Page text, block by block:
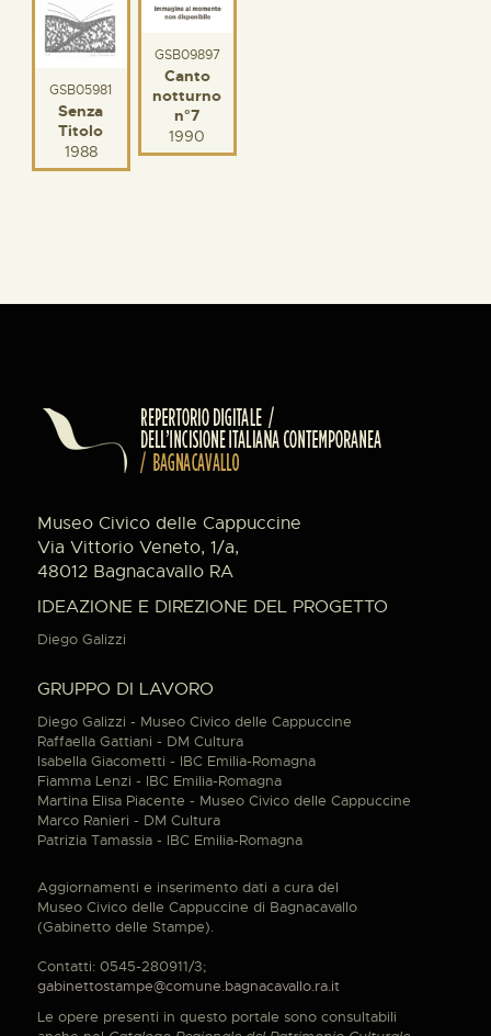
GSB05981
Senza
Titolo
1988
GSB09897
Canto
notturno
n°7
1990
Museo Civico delle Cappuccine
Via Vittorio Veneto, 1/a,
48012 Bagnacavallo RA
IDEAZIONE E DIREZIONE DEL PROGETTO
Diego Galizzi
GRUPPO DI LAVORO
Diego Galizzi - Museo Civico delle Cappuccine
Raffaella Gattiani - DM Cultura
Isabella Giacometti - IBC Emilia-Romagna
Fiamma Lenzi - IBC Emilia-Romagna
Martina Elisa Piacente - Museo Civico delle Cappuccine
Marco Ranieri - DM Cultura
Patrizia Tamassia - IBC Emilia-Romagna
Aggiornamenti e inserimento dati a cura del
Museo Civico delle Cappuccine di Bagnacavallo
(Gabinetto delle Stampe).
Contatti: 0545-280911/3;
gabinettostampe@comune.bagnacavallo.ra.it
Le opere presenti in questo portale sono consultabili